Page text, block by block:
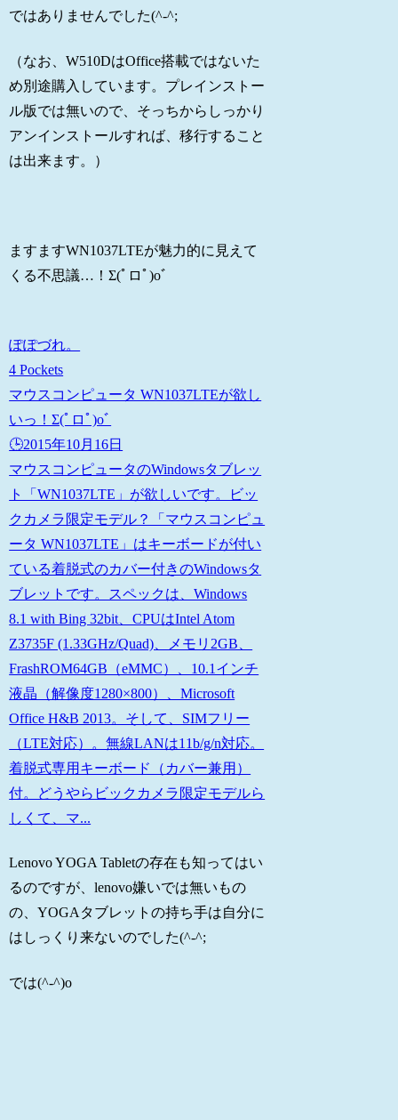
ではありませんでした(^-^;
（なお、W510DはOffice搭載ではないた
め別途購入しています。プレインストー
ル版では無いので、そっちからしっかり
アンインストールすれば、移行すること
は出来ます。）
ますますWN1037LTEが魅力的に見えて
くる不思議…！Σ(ﾟロﾟ)oﾞ
ぽぽづれ。
4 Pockets
マウスコンピュータ WN1037LTEが欲し
いっ！Σ(ﾟロﾟ)oﾞ
🕒️2015年10月16日
マウスコンピュータのWindowsタブレッ
ト「WN1037LTE」が欲しいです。ビッ
クカメラ限定モデル？「マウスコンピュ
ータ WN1037LTE」はキーボードが付い
ている着脱式のカバー付きのWindowsタ
ブレットです。スペックは、Windows
8.1 with Bing 32bit、CPUはIntel Atom
Z3735F (1.33GHz/Quad)、メモリ2GB、
FrashROM64GB（eMMC）、10.1インチ
液晶（解像度1280×800）、Microsoft
Office H&B 2013。そして、SIMフリー
（LTE対応）。無線LANは11b/g/n対応。
着脱式専用キーボード（カバー兼用）
付。どうやらビックカメラ限定モデルら
しくて、マ...
Lenovo YOGA Tabletの存在も知ってはい
るのですが、lenovo嫌いでは無いもの
の、YOGAタブレットの持ち手は自分に
はしっくり来ないのでした(^-^;
では(^-^)o